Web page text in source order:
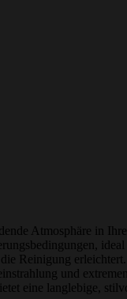
Atmosphäre in
Reinigung erleichtert.
und
eine langlebige,